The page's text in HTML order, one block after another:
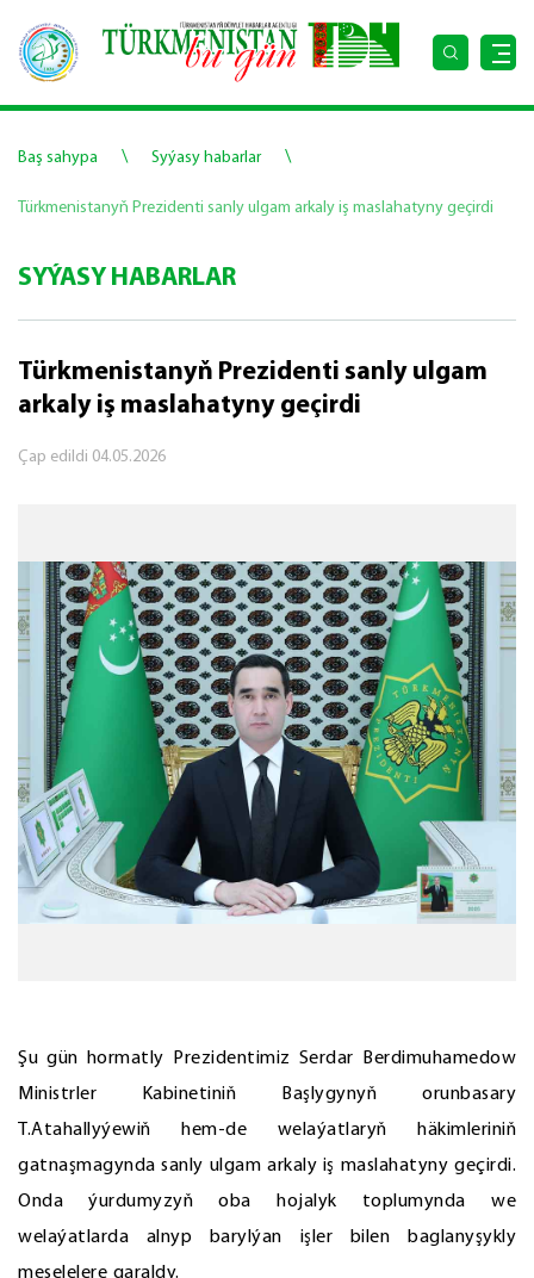
Baş sahypa \ Syýasy habarlar \
Türkmenistanyň Prezidenti sanly ulgam arkaly iş maslahatyny geçirdi
SYÝASY HABARLAR
Türkmenistanyň Prezidenti sanly ulgam
arkaly iş maslahatyny geçirdi
Çap edildi 04.05.2026
Şu gün hormatly Prezidentimiz Serdar Berdimuhamedow
Ministrler Kabinetiniň Başlygynyň orunbasary
T.Atahallyýewiň hem-de welaýatlaryň häkimleriniň
gatnaşmagynda sanly ulgam arkaly iş maslahatyny geçirdi.
Onda ýurdumyzyň oba hojalyk toplumynda we
welaýatlarda alnyp barylýan işler bilen baglanyşykly
meselelere garaldy.